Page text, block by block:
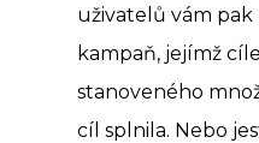
uživatelů vám pak
kampaň, jejímž
stanoveného
cíl splnila. Nebo